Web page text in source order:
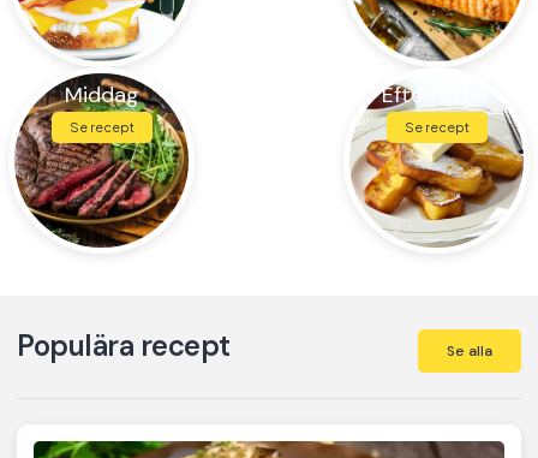
Middag
Se recept
Efterrätter
Se recept
Populära recept Se alla